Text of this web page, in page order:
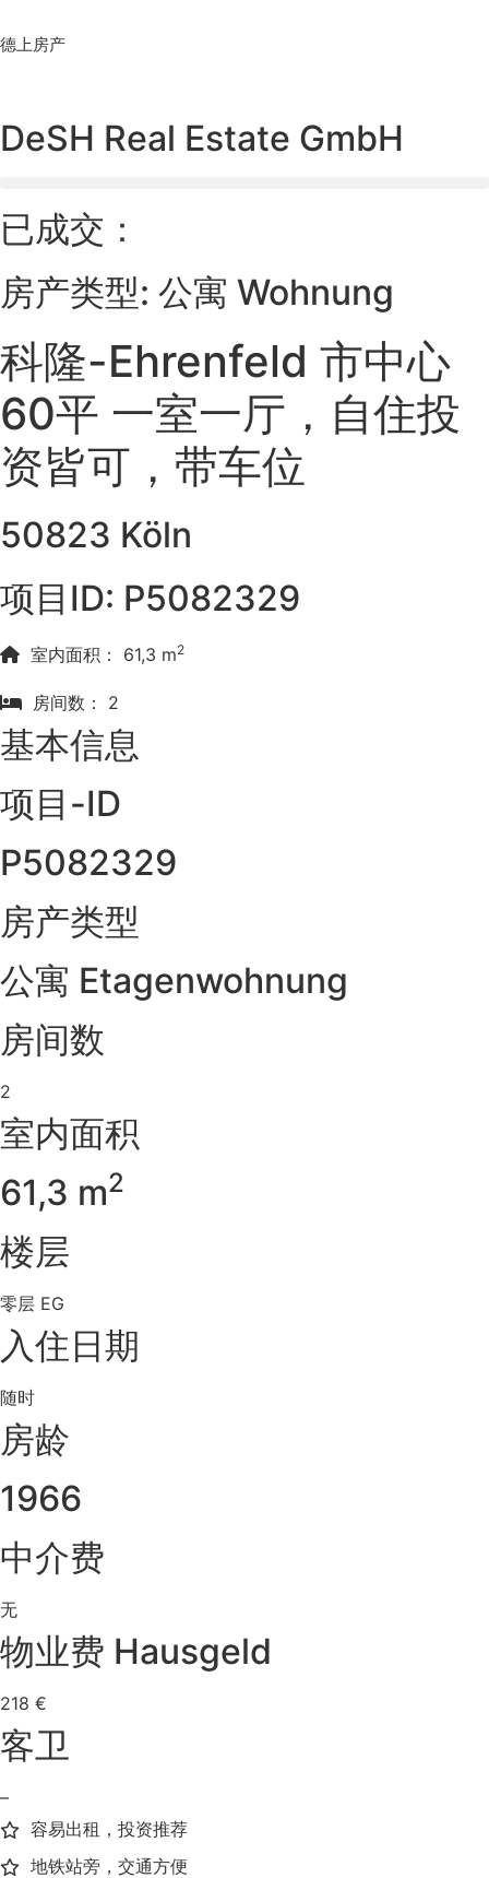
to
德上房产
DeSH Real Estate GmbH
已成交：
房产类型: 公寓 Wohnung
科隆-Ehrenfeld 市中心
60平 一室一厅，自住投
资皆可，带车位
50823 Köln
项目ID: P5082329
室内面积： 61,3 m2
房间数： 2
基本信息
项目-ID
P5082329
房产类型
公寓 Etagenwohnung
房间数
2
室内面积
61,3 m2
楼层
零层 EG
入住日期
随时
房龄
1966
中介费
无
物业费 Hausgeld
218 €
客卫
–
容易出租，投资推荐
地铁站旁，交通方便